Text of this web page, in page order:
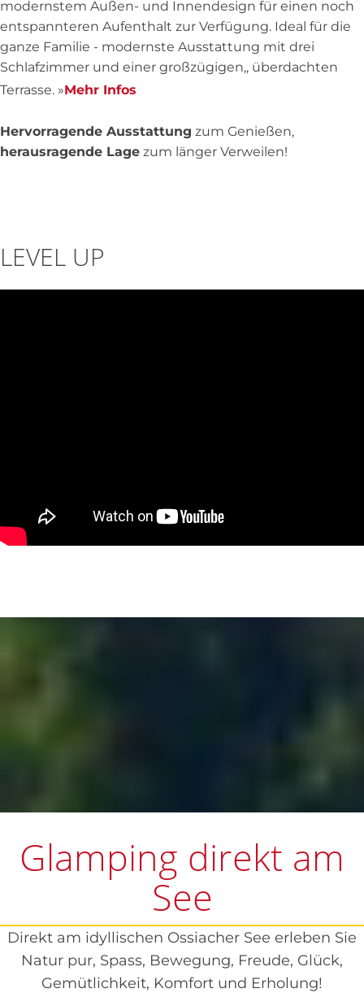
modernstem Außen- und Innendesign für einen noch
entspannteren Aufenthalt zur Verfügung. Ideal für die
ganze Familie - modernste Ausstattung mit drei
Schlafzimmer und einer großzügigen,, überdachten
Terrasse. »Mehr Infos
Hervorragende Ausstattung zum Genießen,
herausragende Lage zum länger Verweilen!
LEVEL UP
Glamping direkt am
See
Direkt am idyllischen Ossiacher See erleben Sie
Natur pur, Spass, Bewegung, Freude, Glück,
Gemütlichkeit, Komfort und Erholung!